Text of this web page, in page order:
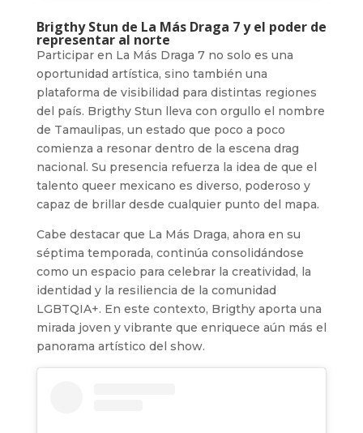
Brigthy Stun de La Más Draga 7 y el poder de
representar al norte
Participar en La Más Draga 7 no solo es una
oportunidad artística, sino también una
plataforma de visibilidad para distintas regiones
del país. Brigthy Stun lleva con orgullo el nombre
de Tamaulipas, un estado que poco a poco
comienza a resonar dentro de la escena drag
nacional. Su presencia refuerza la idea de que el
talento queer mexicano es diverso, poderoso y
capaz de brillar desde cualquier punto del mapa.
Cabe destacar que La Más Draga, ahora en su
séptima temporada, continúa consolidándose
como un espacio para celebrar la creatividad, la
identidad y la resiliencia de la comunidad
LGBTQIA+. En este contexto, Brigthy aporta una
mirada joven y vibrante que enriquece aún más el
panorama artístico del show.